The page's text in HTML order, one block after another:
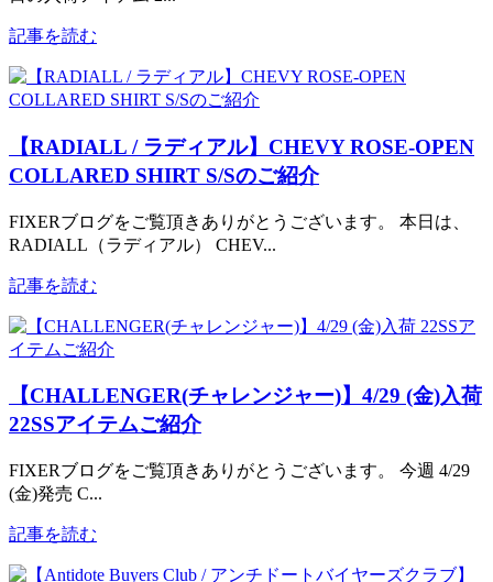
記事を読む
【RADIALL / ラディアル】CHEVY ROSE-OPEN
COLLARED SHIRT S/Sのご紹介
FIXERブログをご覧頂きありがとうございます。 本日は、
RADIALL（ラディアル） CHEV...
記事を読む
【CHALLENGER(チャレンジャー)】4/29 (金)入荷
22SSアイテムご紹介
FIXERブログをご覧頂きありがとうございます。 今週 4/29
(金)発売 C...
記事を読む